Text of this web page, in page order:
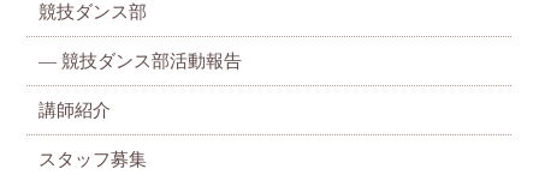
競技ダンス部
— 競技ダンス部活動報告
講師紹介
スタッフ募集